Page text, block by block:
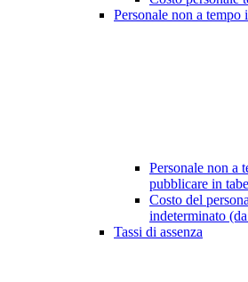
Personale non a tempo
Personale non a
pubblicare in
Costo del
indeterminato
Tassi di assenza